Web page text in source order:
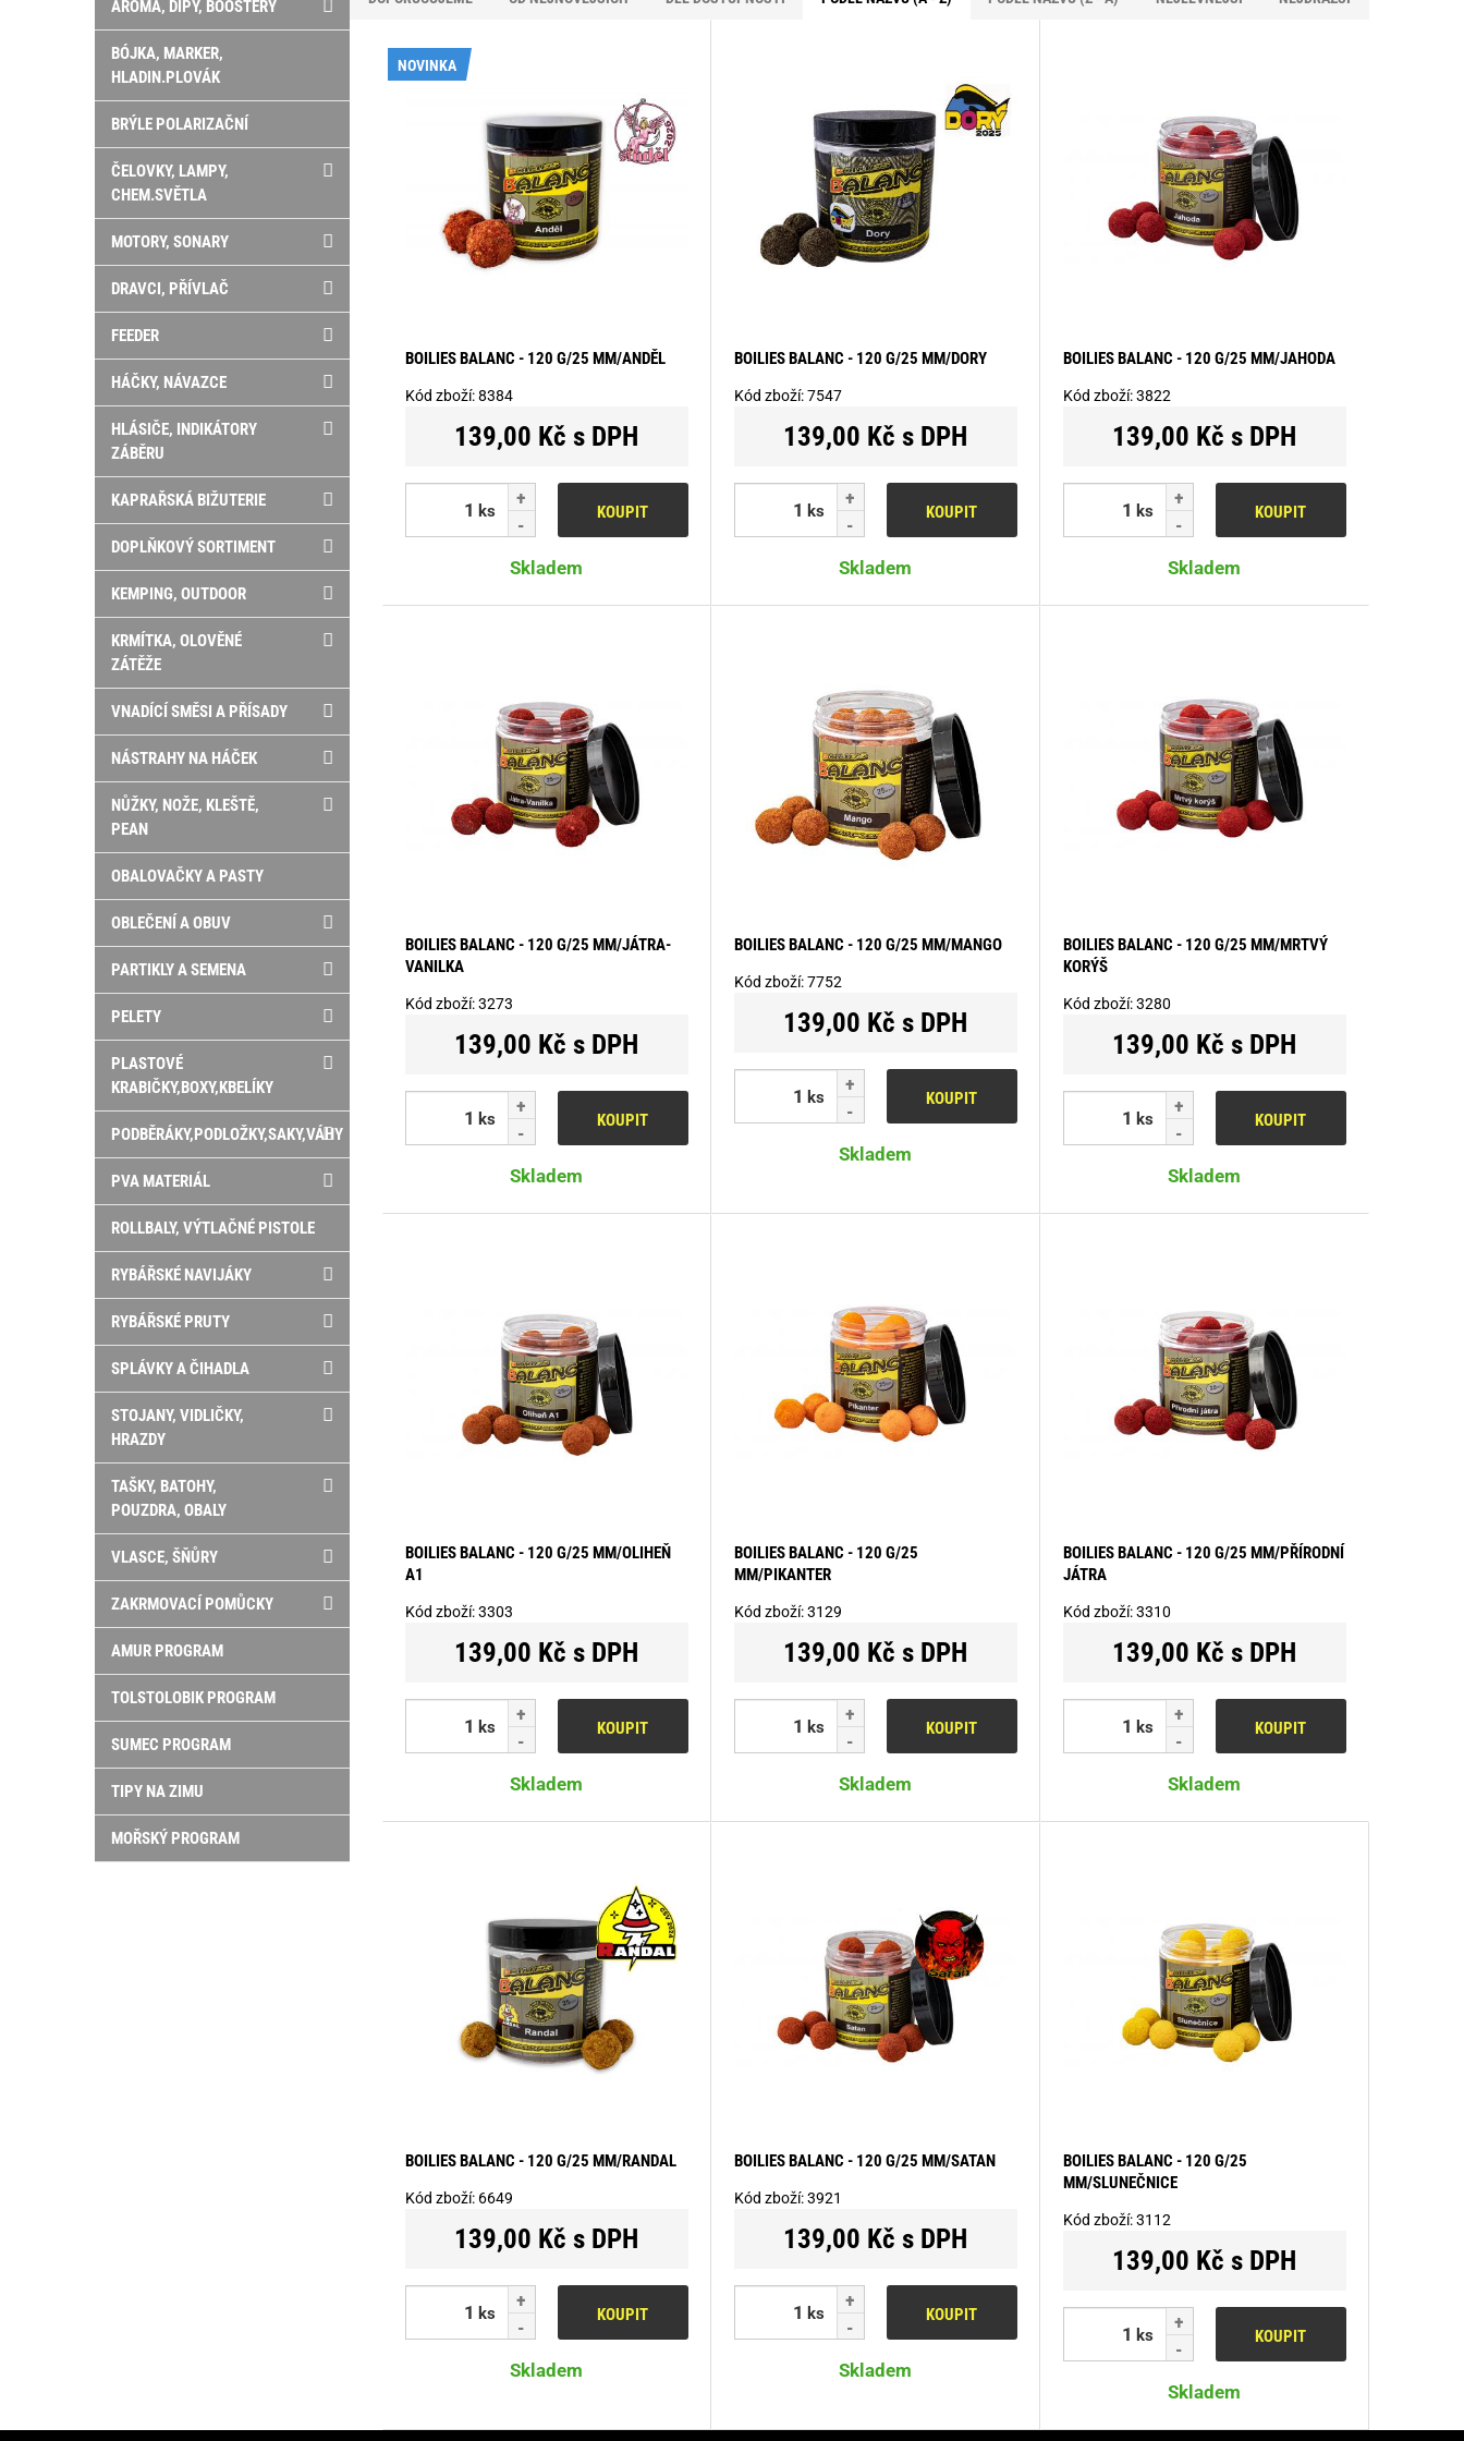
BOILIES BALANC - 120 G/25 MM/ANDĚL
Kód zboží:8384
139,00 Kč s DPH
ks KOUPIT
Skladem
NOVINKA
BOILIES BALANC - 120 G/25 MM/DORY
Kód zboží:7547
139,00 Kč s DPH
ks KOUPIT
Skladem
BOILIES BALANC - 120 G/25 MM/JAHODA
Kód zboží:3822
139,00 Kč s DPH
ks KOUPIT
Skladem
BOILIES BALANC - 120 G/25 MM/JÁTRA-
VANILKA
Kód zboží:3273
139,00 Kč s DPH
ks KOUPIT
Skladem
BOILIES BALANC - 120 G/25 MM/MANGO
Kód zboží:7752
139,00 Kč s DPH
ks KOUPIT
Skladem
BOILIES BALANC - 120 G/25 MM/MRTVÝ
KORÝŠ
Kód zboží:3280
139,00 Kč s DPH
ks KOUPIT
Skladem
BOILIES BALANC - 120 G/25 MM/OLIHEŇ
A1
Kód zboží:3303
139,00 Kč s DPH
ks KOUPIT
Skladem
BOILIES BALANC - 120 G/25
MM/PIKANTER
Kód zboží:3129
139,00 Kč s DPH
ks KOUPIT
Skladem
BOILIES BALANC - 120 G/25 MM/PŘÍRODNÍ
JÁTRA
Kód zboží:3310
139,00 Kč s DPH
ks KOUPIT
Skladem
BOILIES BALANC - 120 G/25 MM/RANDAL
Kód zboží: 6649
139,00 Kč s DPH
ks KOUPIT
Skladem
BOILIES BALANC - 120 G/25 MM/SATAN
Kód zboží:3921
139,00 Kč s DPH
ks KOUPIT
Skladem
BOILIES BALANC - 120 G/25
MM/SLUNEČNICE
Kód zboží:3112
139,00 Kč s DPH
ks KOUPIT
Skladem
AROMA, DIPY, BOOSTERY
BÓJKA, MARKER,
HLADIN.PLOVÁK
BRÝLE POLARIZAČNÍ
ČELOVKY, LAMPY,
CHEM.SVĚTLA
MOTORY, SONARY
DRAVCI, PŘÍVLAČ
FEEDER
HÁČKY, NÁVAZCE
HLÁSIČE, INDIKÁTORY
ZÁBĚRU
KAPRAŘSKÁ BIŽUTERIE
DOPLŇKOVÝ SORTIMENT
KEMPING, OUTDOOR
KRMÍTKA, OLOVĚNÉ
ZÁTĚŽE
VNADÍCÍ SMĚSI A PŘÍSADY
NÁSTRAHY NA HÁČEK
NŮŽKY, NOŽE, KLEŠTĚ,
PEAN
OBALOVAČKY A PASTY
OBLEČENÍ A OBUV
PARTIKLY A SEMENA
PELETY
PLASTOVÉ
KRABIČKY,BOXY,KBELÍKY
PODBĚRÁKY,PODLOŽKY,SAKY,VÁHY
PVA MATERIÁL
ROLLBALY, VÝTLAČNÉ PISTOLE
RYBÁŘSKÉ NAVIJÁKY
RYBÁŘSKÉ PRUTY
SPLÁVKY A ČIHADLA
STOJANY, VIDLIČKY,
HRAZDY
TAŠKY, BATOHY,
POUZDRA, OBALY
VLASCE, ŠŇŮRY
ZAKRMOVACÍ POMŮCKY
AMUR PROGRAM
TOLSTOLOBIK PROGRAM
SUMEC PROGRAM
TIPY NA ZIMU
MOŘSKÝ PROGRAM